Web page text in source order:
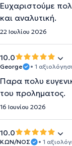
Ευχαριστούμε
και αναλυτική.
22 Ιουλίου 2026
10.0
George • 1
Παρα πολυ
του προληματος.
16 Ιουνίου 2026
10.0
ΚΩΝ/ΝΟΣ • 1